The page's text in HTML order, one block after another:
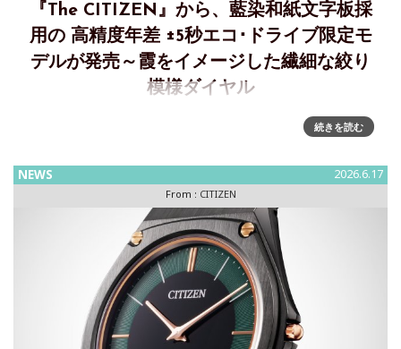
『The CITIZEN』から、藍染和紙⽂字板採
用の ⾼精度年差 ±5秒エコ･ドライブ限定モ
デルが発売～霞をイメージした繊細な絞り
模様ダイヤル
『The CITIZEN』、霞をイメージした繊細な絞り模様の藍染
和紙⽂字板の⾼精度年差 ±5秒エコ･ドライブの限定モデル発
続きを読む
NEWS 2026.6.17
From : CITIZEN